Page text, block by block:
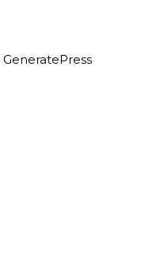
GeneratePress